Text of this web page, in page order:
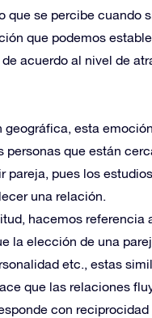
que se percibe cuando
que podemos
acuerdo al nivel de
geográfica, esta
que están
pareja, pues los
una relación.
hacemos referencia
la elección de una
etc., estas
que las relaciones
con